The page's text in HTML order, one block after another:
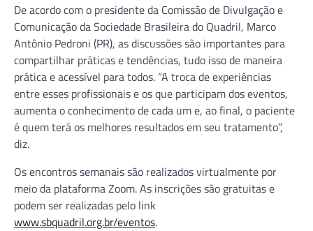
De acordo com o presidente da Comissão de Divulgação e
Comunicação da Sociedade Brasileira do Quadril, Marco
Antônio Pedroni (PR), as discussões são importantes para
compartilhar práticas e tendências, tudo isso de maneira
prática e acessível para todos. “A troca de experiências
entre esses profissionais e os que participam dos eventos,
aumenta o conhecimento de cada um e, ao final, o paciente
é quem terá os melhores resultados em seu tratamento”,
diz.
Os encontros semanais são realizados virtualmente por
meio da plataforma Zoom. As inscrições são gratuitas e
podem ser realizadas pelo link
www.sbquadril.org.br/eventos.